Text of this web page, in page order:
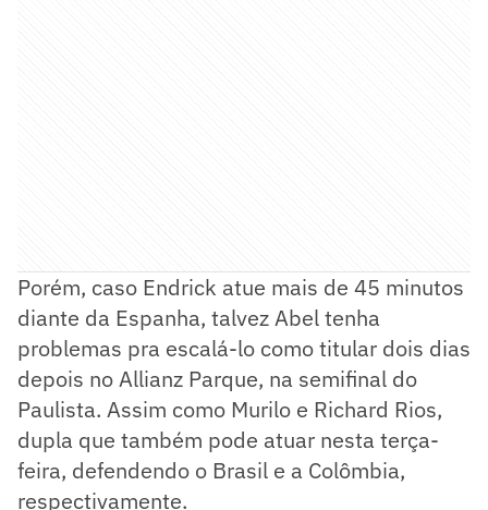
Porém, caso Endrick atue mais de 45 minutos
diante da Espanha, talvez Abel tenha
problemas pra escalá-lo como titular dois dias
depois no Allianz Parque, na semifinal do
Paulista. Assim como Murilo e Richard Rios,
dupla que também pode atuar nesta terça-
feira, defendendo o Brasil e a Colômbia,
respectivamente.